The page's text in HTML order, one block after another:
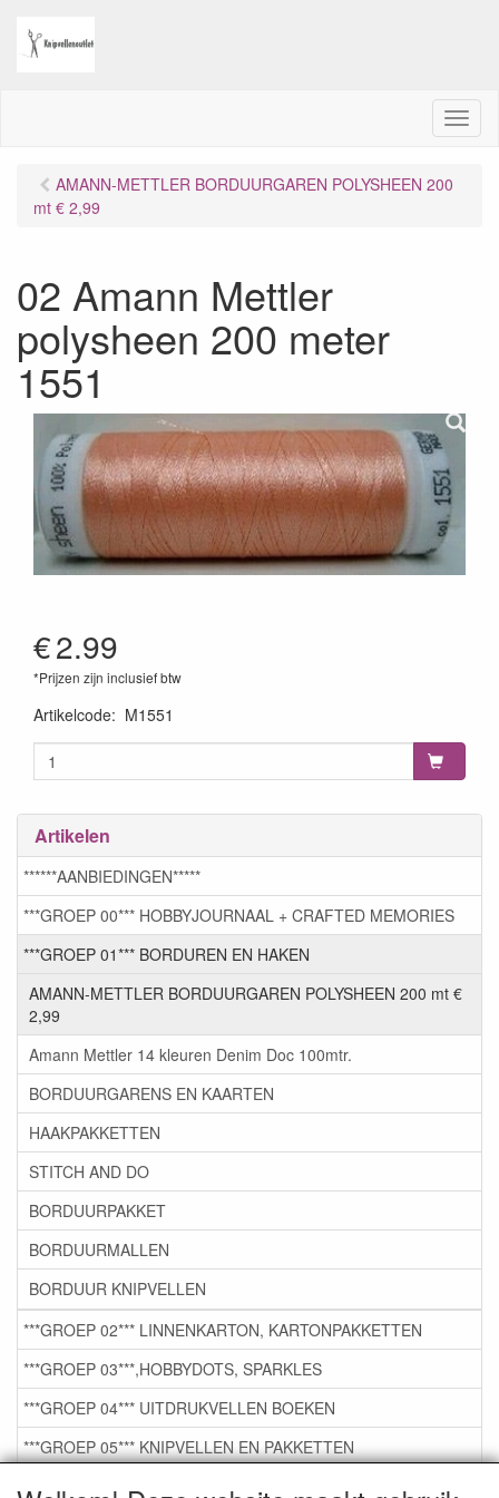
M
e
AMANN-METTLER BORDUURGAREN POLYSHEEN 200
mt € 2,99
02 Amann Mettler
polysheen 200 meter
1551
€2.99
*Prijzen zijn inclusief btw
Artikelcode: M1551
Artikelen
******AANBIEDINGEN*****
***GROEP 00*** HOBBYJOURNAAL + CRAFTED MEMORIES
***GROEP 01*** BORDUREN EN HAKEN
AMANN-METTLER BORDUURGAREN POLYSHEEN 200 mt €
2,99
Amann Mettler 14 kleuren Denim Doc 100mtr.
BORDUURGARENS EN KAARTEN
HAAKPAKKETTEN
STITCH AND DO
BORDUURPAKKET
BORDUURMALLEN
BORDUUR KNIPVELLEN
***GROEP 02*** LINNENKARTON, KARTONPAKKETTEN
***GROEP 03***,HOBBYDOTS, SPARKLES
***GROEP 04*** UITDRUKVELLEN BOEKEN
***GROEP 05*** KNIPVELLEN EN PAKKETTEN
***GROEP 06*** TAPE/LIJM SNIJMALLEN STEMPELS